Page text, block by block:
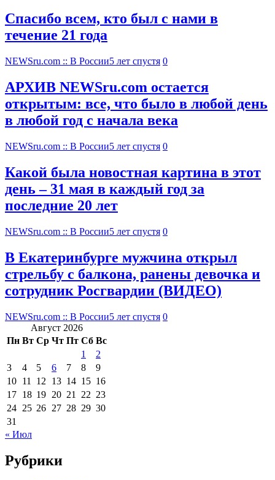
Спасибо всем, кто был с нами в
течение 21 года
NEWSru.com :: В России5 лет спустя 0
АРХИВ NEWSru.com остается
открытым: все, что было в любой день
в любой год с начала века
NEWSru.com :: В России5 лет спустя 0
Какой была новостная картина в этот
день – 31 мая в каждый год за
последние 20 лет
NEWSru.com :: В России5 лет спустя 0
В Екатеринбурге мужчина открыл
стрельбу с балкона, ранены девочка и
сотрудник Росгвардии (ВИДЕО)
NEWSru.com :: В России5 лет спустя 0
Август 2026
Пн Вт Ср Чт Пт Сб Вс
1
2
3
4 5 6 7 8
9
10 11 12 13 14 15 16
17 18 19 20 21 22 23
24 25 26 27 28 29 30
31
« Июл
Рубрики